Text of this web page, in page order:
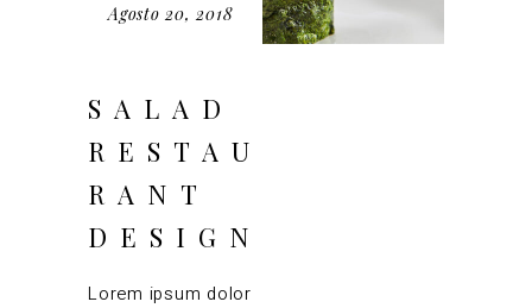
Agosto 20, 2018
SALAD
RESTAU
RANT
DESIGN
Lorem ipsum dolor